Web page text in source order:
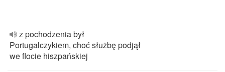
z pochodzenia był
Portugalczykiem, choć służbę podjął
we flocie hiszpańskiej